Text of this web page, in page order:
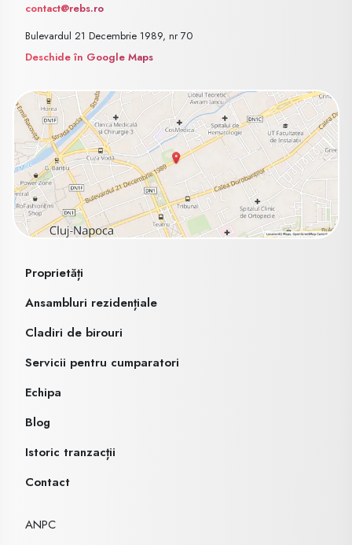
contact@rebs.ro
Bulevardul 21 Decembrie 1989, nr 70
Deschide în Google Maps
Proprietăți
Ansambluri rezidențiale
Cladiri de birouri
Servicii pentru cumparatori
Echipa
Blog
Istoric tranzacții
Contact
ANPC